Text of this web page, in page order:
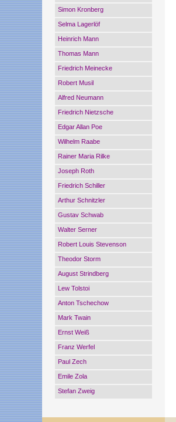
Simon Kronberg
Selma Lagerlöf
Heinrich Mann
Thomas Mann
Friedrich Meinecke
Robert Musil
Alfred Neumann
Friedrich Nietzsche
Edgar Allan Poe
Wilhelm Raabe
Rainer Maria Rilke
Joseph Roth
Friedrich Schiller
Arthur Schnitzler
Gustav Schwab
Walter Serner
Robert Louis Stevenson
Theodor Storm
August Strindberg
Lew Tolstoi
Anton Tschechow
Mark Twain
Ernst Weiß
Franz Werfel
Paul Zech
Emile Zola
Stefan Zweig